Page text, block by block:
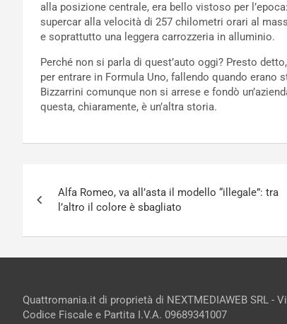
alla posizione centrale, era bello vistoso per
supercar alla velocità di 257 chilometri orari al
e soprattutto una leggera carrozzeria in alluminio.
Perché non si parla di quest’auto oggi? Presto
per entrare in Formula Uno, fallendo quando erano
Bizzarrini comunque non si arrese e fondò
questa, chiaramente, è un’altra storia.
articoli
Alfa Romeo, va all’asta il modello “illegale”: tra
l’altro il colore è sbagliato
Quattromania.it di proprietà di NEXTMEDIAWEB SRL -
Codice Fiscale e Partita I.V.A. 09689341007